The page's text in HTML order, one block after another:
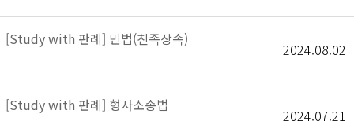
[Study with 판례] 민법(친족상속)
2024.08.02
[Study with 판례] 형사소송법
2024.07.21